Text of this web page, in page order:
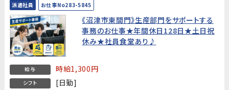
派遣社員 お仕事No283-5845
《沼津市東間門》生産部門をサポートする
事務のお仕事★年間休日128日★土日祝
休み★社員食堂あり♪
給与 時給1,300円
シフト [日勤]